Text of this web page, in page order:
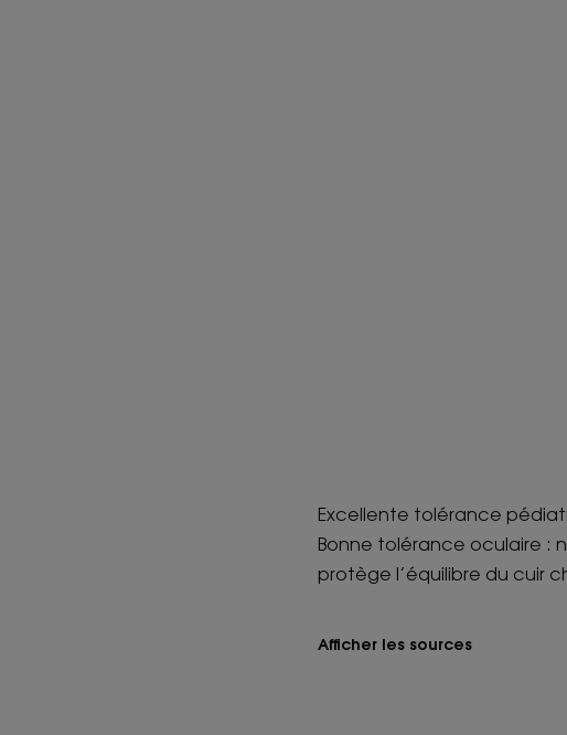
Excellente tolérance
Bonne tolérance oculaire :
protège l’équilibre du cuir
Afficher les sources